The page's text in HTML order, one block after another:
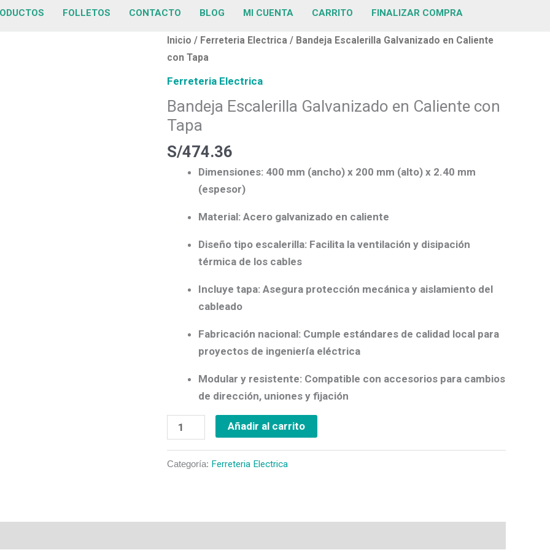
FOLLETOS CONTACTO BLOG MI CUENTA CARRITO FINALIZAR COMPRA
Inicio / Ferreteria Electrica / Bandeja Escalerilla Galvanizado en Caliente
con Tapa
Ferreteria Electrica
Bandeja Escalerilla Galvanizado en Caliente con
Tapa
S/474.36
Dimensiones: 400 mm (ancho) x 200 mm (alto) x 2.40 mm
(espesor)
Material: Acero galvanizado en caliente
Diseño tipo escalerilla: Facilita la ventilación y disipación
térmica de los cables
Incluye tapa: Asegura protección mecánica y aislamiento del
cableado
Fabricación nacional: Cumple estándares de calidad local para
proyectos de ingeniería eléctrica
Modular y resistente: Compatible con accesorios para cambios
de dirección, uniones y fijación
Bandeja
Escalerilla
Galvanizado
Caliente
con
Tapa
cantidad
Añadir al carrito
Categoría: Ferreteria Electrica